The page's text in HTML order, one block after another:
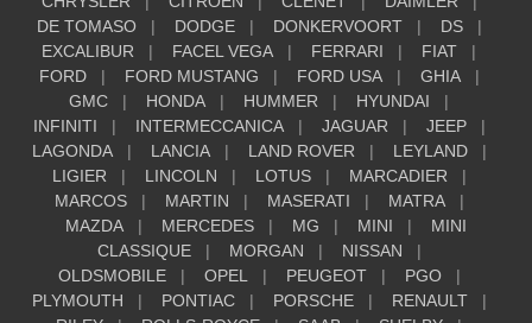
DE TOMASO
DODGE DONKERVOORT
DS
EXCALIBUR
FACEL VEGA FERRARI
FIAT
FORD
FORD MUSTANG FORD USA
GHIA
GMC
HONDA HUMMER
HYUNDAI
INFINITI
INTERMECCANICA JAGUAR
JEEP
LAGONDA
LANCIA LAND ROVER
LEYLAND
LIGIER
LINCOLN LOTUS
MARCADIER
MARCOS
MARTIN MASERATI
MATRA
MAZDA
MERCEDES MG MINI
MINI
CLASSIQUE
MORGAN
NISSAN
OLDSMOBILE
OPEL PEUGEOT
PGO
PLYMOUTH
PONTIAC PORSCHE
RENAULT